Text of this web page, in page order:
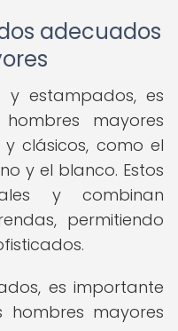
adecuados
y estampados, es
mayores
clásicos, como el
y el blanco. Estos
y combinan
permitiendo
es importante
mayores